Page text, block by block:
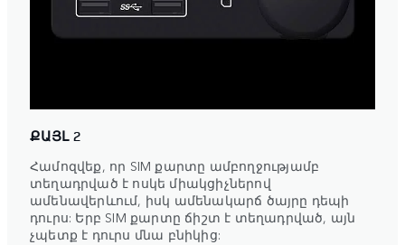
ՔԱՅԼ 2
Համոզվեք, որ SIM քարտը ամբողջությամբ
տեղադրված է ոսկե միակցիչներով
ամենավերևում, իսկ ամենակարճ ծայրը դեպի
դուրս: Երբ SIM քարտը ճիշտ է տեղադրված, այն
չպետք է դուրս մնա բնիկից: